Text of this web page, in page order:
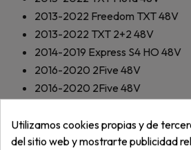
2013-2022 Freedom TXT 48V
2013-2022 TXT 2+2 48V
2014-2019 Express S4 HO 48V
2016-2020 2Five 48V
2016-2020 2Five 48V
2017-2021Freedom TXT ELiTE
2017-2021TXT 2+2 ELiTE Litio
Utilizamos cookies propias y de
del sitio web y mostrarte publicidad